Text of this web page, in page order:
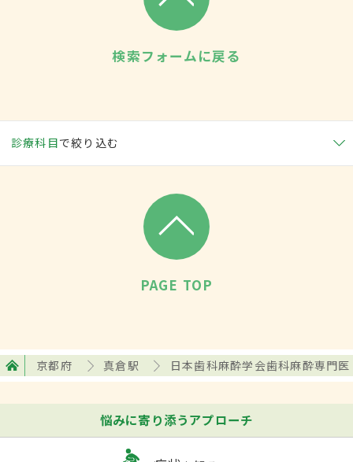
検索フォームに戻る
診療科目で絞り込む
PAGE TOP
京都府 真倉駅 日本歯科麻酔学会歯科麻酔専門医
悩みに寄り添うアプローチ